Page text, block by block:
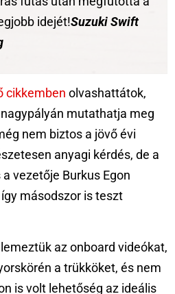
idejét!Suzuki Swift
cikkemben olvashattátok,
mutathatja meg
nem biztos a jövő évi
anyagi kérdés, de a
vezetője Burkus Egon
másodszor is teszt
az onboard videókat,
a trükköket, és nem
is volt lehetőség az ideális